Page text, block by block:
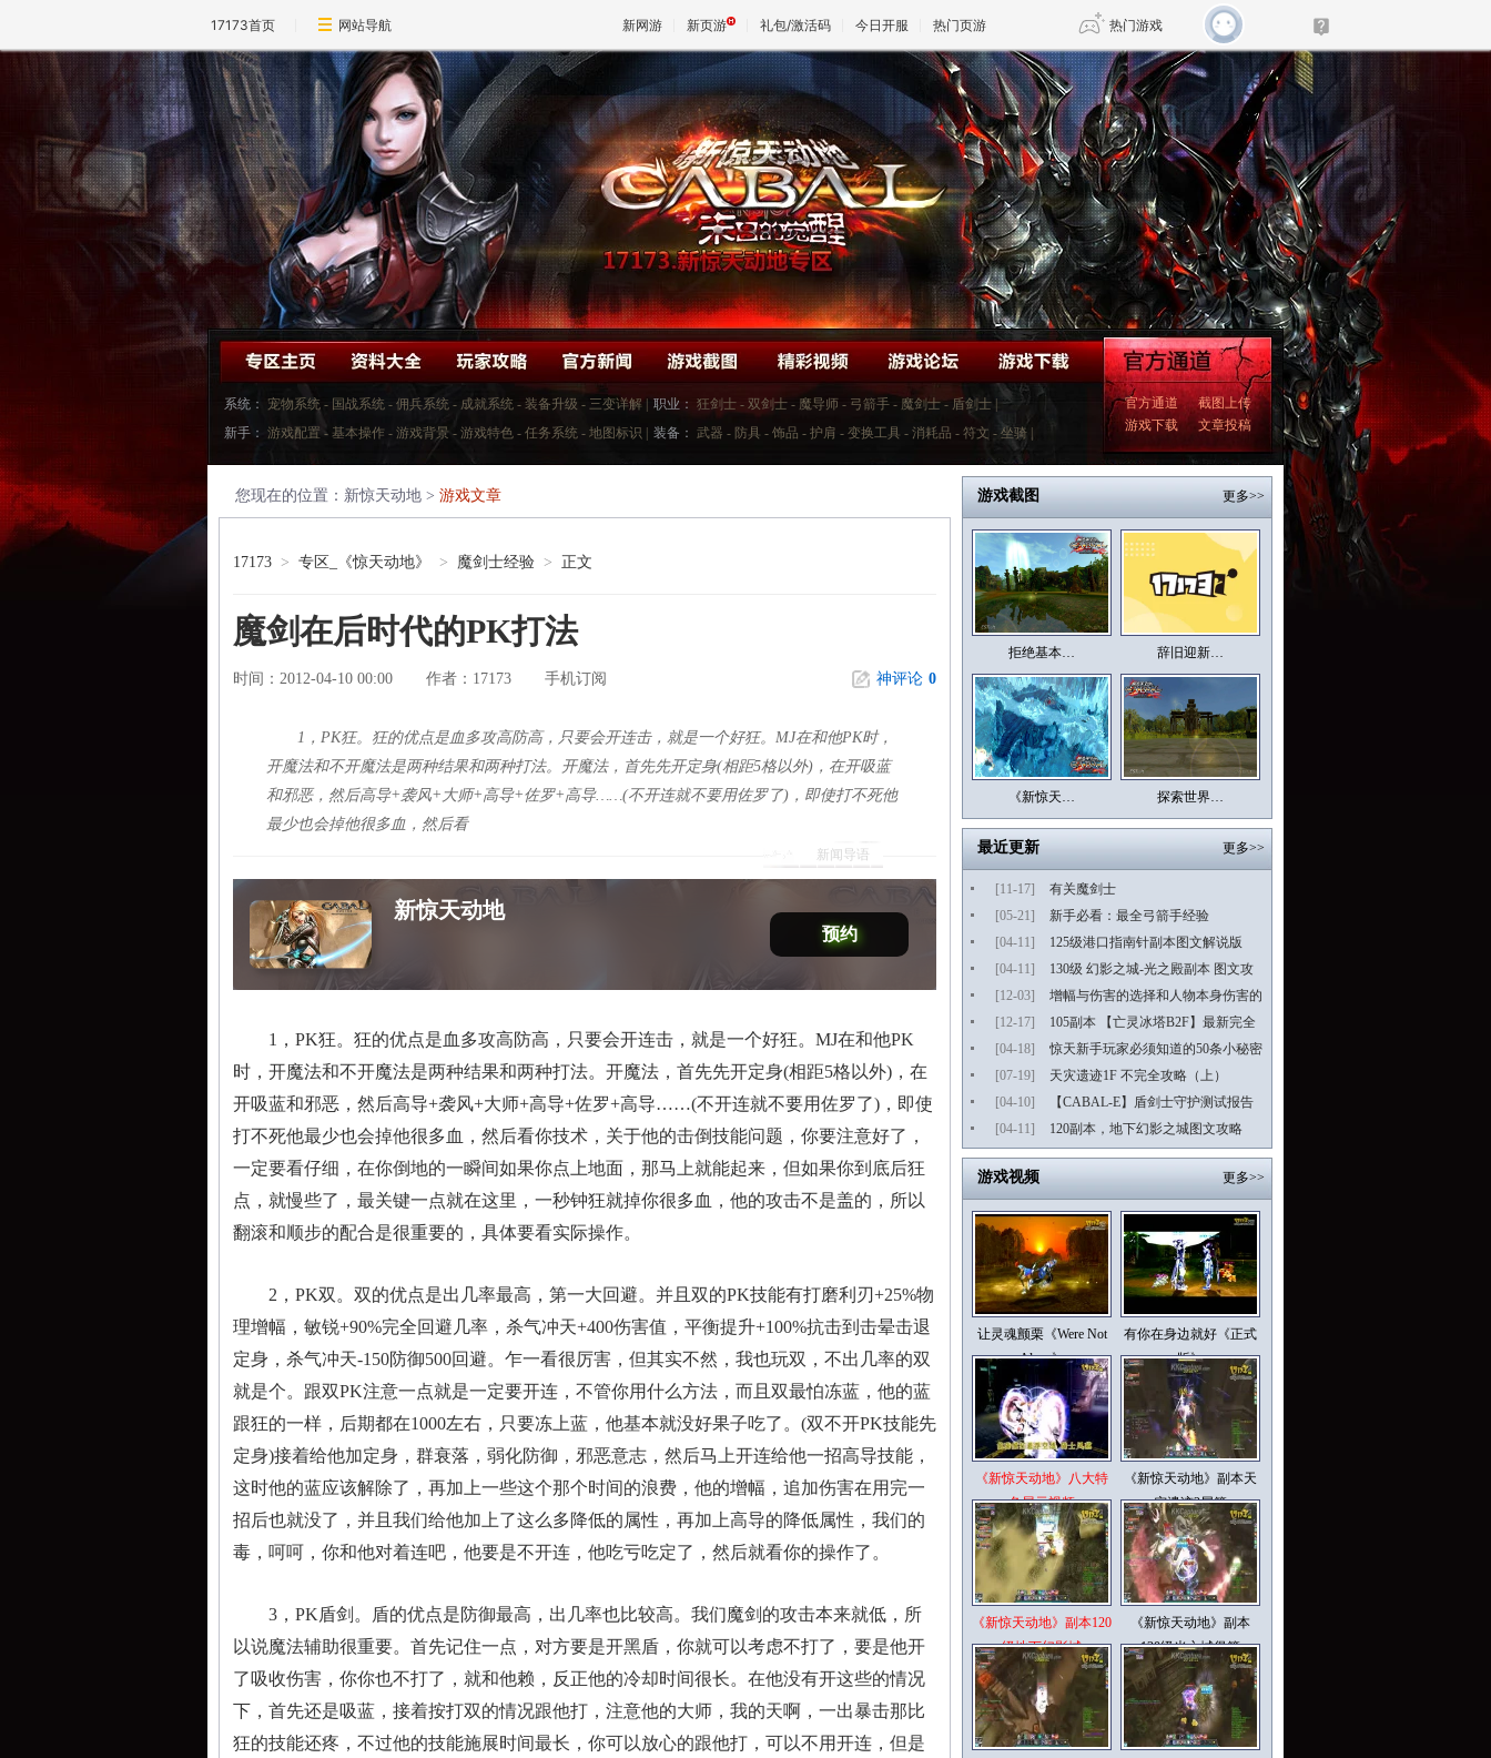
17173首页 网站导航 新网游 新页游 礼包/激活码 今日开服 热门页游 热门游戏
魔兽 DNF 传奇4
天堂 剑网3旗舰版 新天龙八部
王权与自由 诛仙世界 新仙侠5
系统： 宠物系统 - 国战系统 - 佣兵系统 - 成就系统 - 装备升级 - 三变详解 职业： 狂剑士 - 双剑士 - 魔导师 - 弓箭手 - 魔剑士 - 盾剑士
新手： 游戏配置 - 基本操作 - 游戏背景 - 游戏特色 - 任务系统 - 地图标识 装备： 武器 - 防具 - 饰品 - 护肩 - 变换工具 - 消耗品 - 符文 - 坐骑
官方通道
截图上传
游戏下载
文章投稿
您现在的位置： 新惊天动地 > 游戏文章
17173 > 专区_《惊天动地》 > 魔剑士经验 > 正文
魔剑在后时代的PK打法
时间：2012-04-10 00:00 作者： 17173 手机订阅 神评论 0
新闻导语
1，PK狂。狂的优点是血多攻高防高，只要会开连击，就是一个好狂。MJ在和他PK时，
开魔法和不开魔法是两种结果和两种打法。开魔法，首先先开定身(相距5格以外)，在开吸蓝
和邪恶，然后高导+袭风+大师+高导+佐罗+高导……(不开连就不要用佐罗了)，即使打不死他
最少也会掉他很多血，然后看
新惊天动地
预约
1，PK狂。狂的优点是血多攻高防高，只要会开连击，就是一个好狂。MJ在和他PK
时，开魔法和不开魔法是两种结果和两种打法。开魔法，首先先开定身(相距5格以外)，在
开吸蓝和邪恶，然后高导+袭风+大师+高导+佐罗+高导……(不开连就不要用佐罗了)，即使
打不死他最少也会掉他很多血，然后看你技术，关于他的击倒技能问题，你要注意好了，
一定要看仔细，在你倒地的一瞬间如果你点上地面，那马上就能起来，但如果你到底后狂
点，就慢些了，最关键一点就在这里，一秒钟狂就掉你很多血，他的攻击不是盖的，所以
翻滚和顺步的配合是很重要的，具体要看实际操作。
2，PK双。双的优点是出几率最高，第一大回避。并且双的PK技能有打磨利刃+25%物
理增幅，敏锐+90%完全回避几率，杀气冲天+400伤害值，平衡提升+100%抗击到击晕击退
定身，杀气冲天-150防御500回避。乍一看很厉害，但其实不然，我也玩双，不出几率的双
就是个。跟双PK注意一点就是一定要开连，不管你用什么方法，而且双最怕冻蓝，他的蓝
跟狂的一样，后期都在1000左右，只要冻上蓝，他基本就没好果子吃了。(双不开PK技能先
定身)接着给他加定身，群衰落，弱化防御，邪恶意志，然后马上开连给他一招高导技能，
这时他的蓝应该解除了，再加上一些这个那个时间的浪费，他的增幅，追加伤害在用完一
招后也就没了，并且我们给他加上了这么多降低的属性，再加上高导的降低属性，我们的
毒，呵呵，你和他对着连吧，他要是不开连，他吃亏吃定了，然后就看你的操作了。
3，PK盾剑。盾的优点是防御最高，出几率也比较高。我们魔剑的攻击本来就低，所
以说魔法辅助很重要。首先记住一点，对方要是开黑盾，你就可以考虑不打了，要是他开
了吸收伤害，你你也不打了，就和他赖，反正他的冷却时间很长。在他没有开这些的情况
下，首先还是吸蓝，接着按打双的情况跟他打，注意他的大师，我的天啊，一出暴击那比
狂的技能还疼，不过他的技能施展时间最长，你可以放心的跟他打，可以不用开连，但是
游戏截图 更多>>
拒绝基本… 辞旧迎新…
《新惊天… 探索世界…
最近更新 更多>>
[11-17]
有关魔剑士
[05-21]
新手必看：最全弓箭手经验
[04-11]
125级港口指南针副本图文解说版
[04-11]
130级 幻影之城-光之殿副本 图文攻
略
[12-03]
增幅与伤害的选择和人物本身伤害的
解析
[12-17]
105副本 【亡灵冰塔B2F】最新完全
攻略
[04-18]
惊天新手玩家必须知道的50条小秘密
（下卷）
[07-19]
天灾遗迹1F 不完全攻略（上）
[04-10]
【CABAL-E】盾剑士守护测试报告
[04-11]
120副本，地下幻影之城图文攻略
游戏视频 更多>>
让灵魂颤栗《Were Not
Alone》
有你在身边就好《正式
版》
《新惊天动地》八大特
色展示视频
《新惊天动地》副本天
灾遗迹2层篇
《新惊天动地》副本120
级地下幻影城
《新惊天动地》副本
130级光之城堡篇